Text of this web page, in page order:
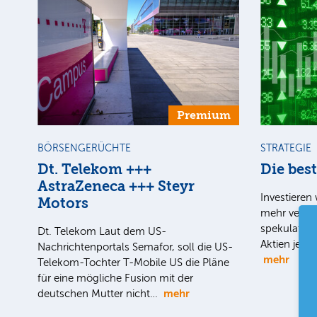
Premium
BÖRSENGERÜCHTE
Dt. Telekom +++
AstraZeneca +++ Steyr
Motors
Dt. Telekom Laut dem US-
Nachrichtenportals Semafor, soll die US-
Telekom-Tochter T-Mobile US die Pläne
für eine mögliche Fusion mit der
deutschen Mutter nicht… mehr
STRATEGIE
Die
Investieren
mehr
spekulativ
Aktien jetzt
mehr